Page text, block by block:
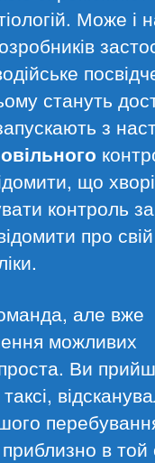
Може і
стануть
з
що
контроль
про
але вже
можливих
проста. Ви
в